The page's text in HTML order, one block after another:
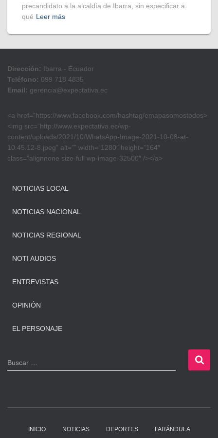
precandidato a la alcaldía de Ibarra, sin especificar a
qué Leer más
Dirección: Ibarra - Ecuador
Teléfono: 099 718 4835
Email: gerencia@expectativa.ec
<a href=”https://www.facebook.com/hashtag/emapasomostodos>
<img src=”http://www.expectativa.ec/wp-
content/uploads/2021/10/WhatsApp-Image-2021-10-08-at-
10.45.12-8.jpeg” alt=”” width=”1280″ height=”164″
class=”alignnone size-full wp-image-32500″ /></a>
NOTICIAS LOCAL
NOTICIAS NACIONAL
NOTICIAS REGIONAL
NOTI AUDIOS
ENTREVISTAS
OPINIÓN
EL PERSONAJE
B
u
Buscar …
INICIO NOTICIAS DEPORTES FARÁNDULA